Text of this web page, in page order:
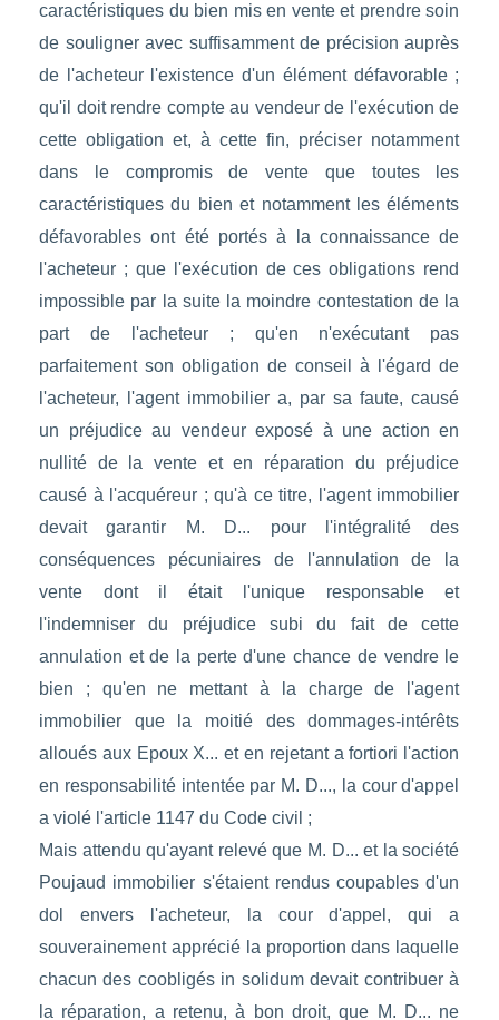
caractéristiques du bien mis en vente et prendre soin
de souligner avec suffisamment de précision auprès
de l'acheteur l'existence d'un élément défavorable ;
qu'il doit rendre compte au vendeur de l'exécution de
cette obligation et, à cette fin, préciser notamment
dans le compromis de vente que toutes les
caractéristiques du bien et notamment les éléments
défavorables ont été portés à la connaissance de
l'acheteur ; que l'exécution de ces obligations rend
impossible par la suite la moindre contestation de la
part de l'acheteur ; qu'en n'exécutant pas
parfaitement son obligation de conseil à l'égard de
l'acheteur, l'agent immobilier a, par sa faute, causé
un préjudice au vendeur exposé à une action en
nullité de la vente et en réparation du préjudice
causé à l'acquéreur ; qu'à ce titre, l'agent immobilier
devait garantir M. D... pour l'intégralité des
conséquences pécuniaires de l'annulation de la
vente dont il était l'unique responsable et
l'indemniser du préjudice subi du fait de cette
annulation et de la perte d'une chance de vendre le
bien ; qu'en ne mettant à la charge de l'agent
immobilier que la moitié des dommages-intérêts
alloués aux Epoux X... et en rejetant a fortiori l'action
en responsabilité intentée par M. D..., la cour d'appel
a violé l'article 1147 du Code civil ;
Mais attendu qu'ayant relevé que M. D... et la société
Poujaud immobilier s'étaient rendus coupables d'un
dol envers l'acheteur, la cour d'appel, qui a
souverainement apprécié la proportion dans laquelle
chacun des coobligés in solidum devait contribuer à
la réparation, a retenu, à bon droit, que M. D... ne